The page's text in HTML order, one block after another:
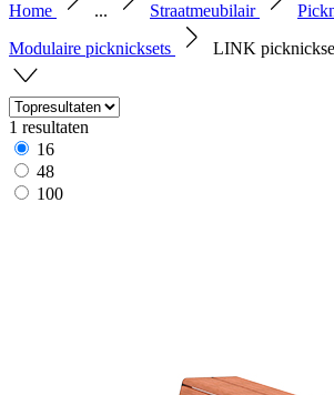
Home ... Straatmeubilair
Modulaire picknicksets
LINK
1 resultaten
16
48
100